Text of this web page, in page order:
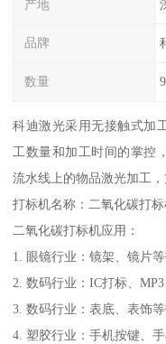
产地
品牌
数量
科迪激光采用无接触式加
工数量和加工时间的掌控
流水线上的物品激光加工
打标机名称：二氧化碳打
二氧化碳打标机应用：
1. 眼镜行业：镜架、镜片等
2. 数码行业：IC打标、
3. 数码行业：表底、表饰等
4. 塑胶行业：手机按键、